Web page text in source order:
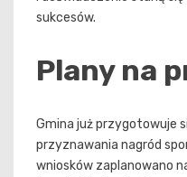
sukcesów.
Plany na
Gmina już przygotowuje
przyznawania nagród
wniosków zaplanowano